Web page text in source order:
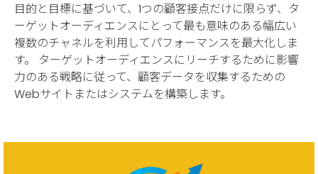
目的と目標に基づいて、1つの顧客接点だけに限らず、タ
ーゲットオーディエンスにとって最も意味のある幅広い
複数のチャネルを利用してパフォーマンスを最大化しま
す。 ターゲットオーディエンスにリーチするために影響
力のある戦略に従って、顧客データを収集するための
Webサイトまたはシステムを構築します。